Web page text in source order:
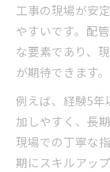
配管
配管
経験を活
50代
配管
配管
配管
工事の現場が安
やすいです。配
な要素であり、
が期待できます。
例えば、経験5年
加しやすく、長
現場での丁寧な
期にスキルアッ